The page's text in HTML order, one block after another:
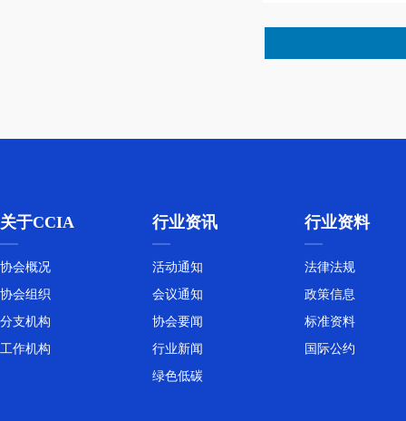
关于CCIA
协会概况
协会组织
分支机构
工作机构
行业资讯
活动通知
会议通知
协会要闻
行业新闻
绿色低碳
行业资料
法律法规
政策信息
标准资料
国际公约